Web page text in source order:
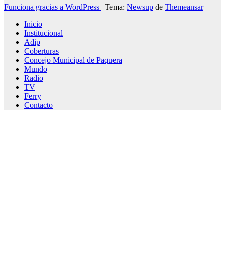
Funciona gracias a WordPress | Tema: Newsup de Themeansar
Inicio
Institucional
Adip
Coberturas
Concejo Municipal de Paquera
Mundo
Radio
TV
Ferry
Contacto